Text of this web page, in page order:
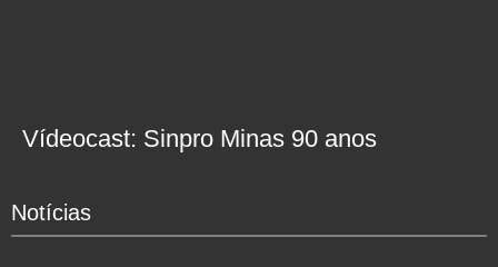
Vídeocast: Sinpro Minas 90 anos
Notícias